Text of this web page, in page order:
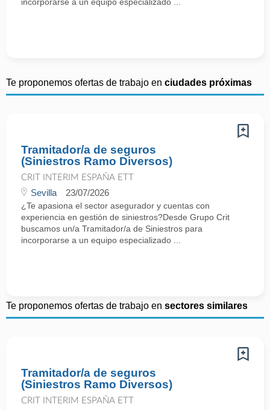
Te proponemos ofertas de trabajo en ciudades próximas
Tramitador/a de seguros
(Siniestros Ramo Diversos)
CRIT INTERIM ESPAÑA ETT
Sevilla 23/07/2026
¿Te apasiona el sector asegurador y cuentas con
experiencia en gestión de siniestros?Desde Grupo Crit
buscamos un/a Tramitador/a de Siniestros para
incorporarse a un equipo especializado ...
Te proponemos ofertas de trabajo en sectores similares
Tramitador/a de seguros
(Siniestros Ramo Diversos)
CRIT INTERIM ESPAÑA ETT